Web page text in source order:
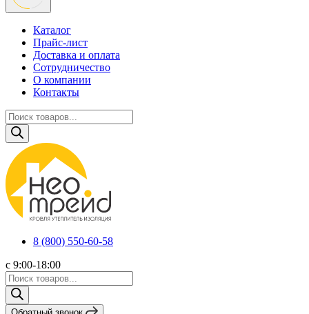
Каталог
Прайс-лист
Доставка и оплата
Сотрудничество
О компании
Контакты
Поиск
товаров
8 (800) 550-60-58
с 9:00-18:00
Поиск
товаров